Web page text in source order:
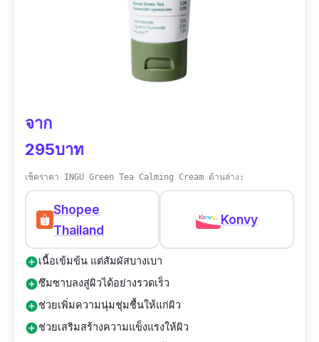
จาก
295บาท
เช็คราคา INGU Green Tea Calming Cream ด้านล่าง:
Shopee
Thailand
Konvy
add_circleเนื้อเข้มข้น แต่สัมผัสบางเบา
add_circleซึมซาบลงสู่ผิวได้อย่างรวดเร็ว
add_circleช่วยเพิ่มความนุ่มชุ่มชื้นให้แก่ผิว
add_circleช่วยเสริมสร้างความแข็งแรงให้ผิว